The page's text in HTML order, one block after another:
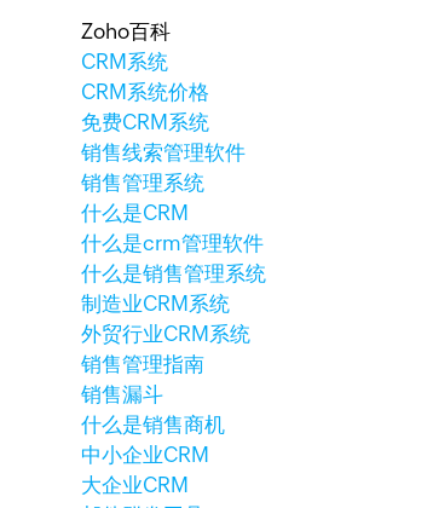
Zoho百科
CRM系统
CRM系统价格
免费CRM系统
销售线索管理软件
销售管理系统
什么是CRM
什么是crm管理软件
什么是销售管理系统
制造业CRM系统
外贸行业CRM系统
销售管理指南
销售漏斗
什么是销售商机
中小企业CRM
大企业CRM